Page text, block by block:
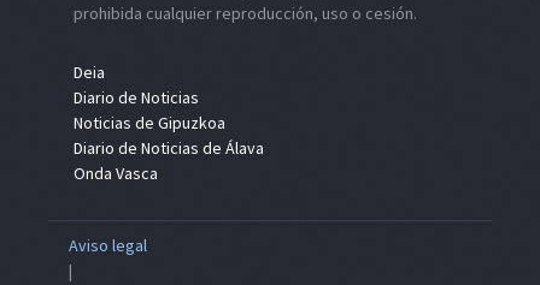
prohibida cualquier reproducción, uso o cesión.
Deia
Diario de Noticias
Noticias de Gipuzkoa
Diario de Noticias de Álava
Onda Vasca
Aviso legal
|